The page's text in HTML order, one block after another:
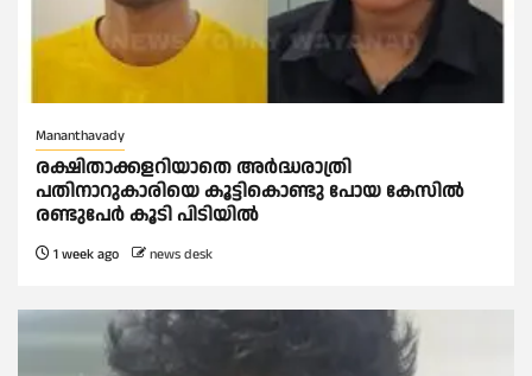
Mananthavady
രക്ഷിതാക്കളറിയാതെ അര്‍ദ്ധരാത്രി
പതിനാറുകാരിയെ കൂട്ടികൊണ്ടു പോയ കേസില്‍
രണ്ടുപേര്‍ കൂടി പിടിയില്‍
1 week ago news desk